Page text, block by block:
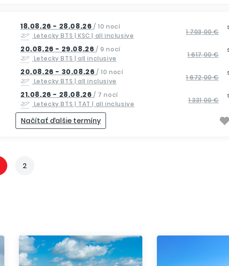
18.08.26 - 28.08.26 / 10 nocí
Letecky BTS | KSC| all inclusive 1 703,00 €
20.08.26 - 29.08.26 / 9 nocí
Letecky BTS | all inclusive 1 617,00 €
20.08.26 - 30.08.26 / 10 nocí
Letecky BTS | all inclusive 1 672,00 €
21.08.26 - 28.08.26 / 7 nocí
Letecky BTS | TAT| all inclusive 1 331,00 €
Načítať ďalšie termíny
2